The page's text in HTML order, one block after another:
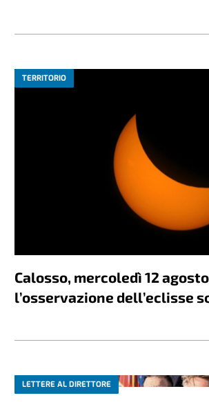
TERRITORIO
Calosso, mercoledì 12 agosto
l’osservazione dell’eclisse
LETTERE AL DIRETTORE